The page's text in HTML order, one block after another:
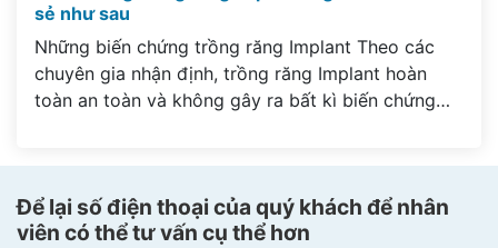
sẻ như sau
Những biến chứng trồng răng Implant Theo các
chuyên gia nhận định, trồng răng Implant hoàn
toàn an toàn và không gây ra bất kì biến chứng
Để lại số điện thoại của quý khách để nhân
viên có thể tư vấn cụ thể hơn